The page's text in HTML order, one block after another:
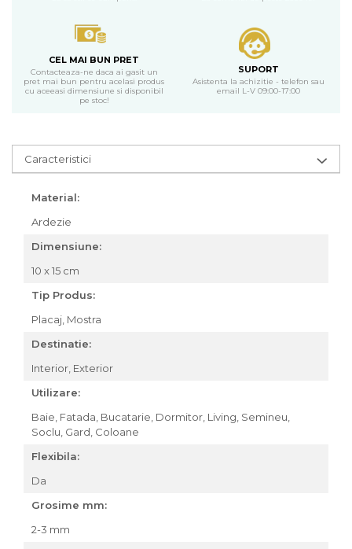
CEL MAI BUN PRET
Contacteaza-ne daca ai gasit un
pret mai bun pentru acelasi produs
cu aceeasi dimensiune si disponibil
pe stoc!
SUPORT
Asistenta la achizitie - telefon sau
email L-V 09:00-17:00
Caracteristici
Material:
Ardezie
Dimensiune:
10 x 15 cm
Tip Produs:
Placaj, Mostra
Destinatie:
Interior, Exterior
Utilizare:
Baie, Fatada, Bucatarie, Dormitor, Living, Semineu,
Soclu, Gard, Coloane
Flexibila:
Da
Grosime mm:
2-3 mm